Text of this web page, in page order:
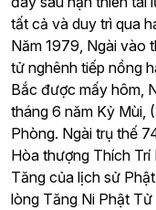
tất cả và duy trì qua
Năm 1979, Ngài vào
tử nghênh tiếp nồng
Bắc được mấy hôm,
tháng 6 năm Kỷ Mùi,
Phòng. Ngài trụ thế
Hòa thượng Thích
Tăng của lịch sử
lòng Tăng Ni Phật